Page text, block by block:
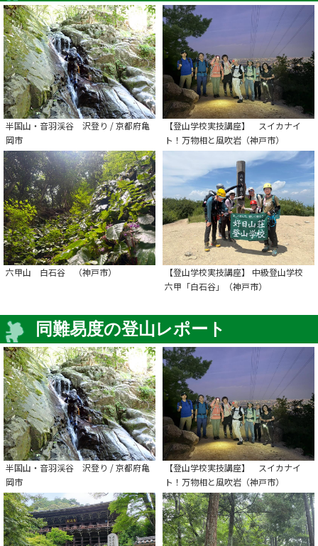
半国山・音羽渓谷 沢登り / 京都府亀
岡市
【登山学校実技講座】 スイカナイ
ト！万物相と風吹岩（神戸市）
六甲山 白石谷 （神戸市）
【登山学校実技講座】 中級登山学校
六甲「白石谷」（神戸市）
同難易度の登山レポート
半国山・音羽渓谷 沢登り / 京都府亀
岡市
【登山学校実技講座】 スイカナイ
ト！万物相と風吹岩（神戸市）